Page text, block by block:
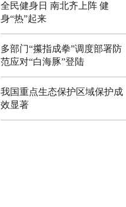
全民健身日 南北齐上阵 健
身“热”起来
多部门“攥指成拳”调度部署防
范应对“白海豚”登陆
我国重点生态保护区域保护成
效显著